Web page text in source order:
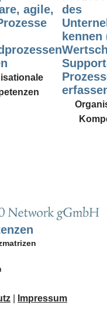
agile,
des
kennen
Impressum